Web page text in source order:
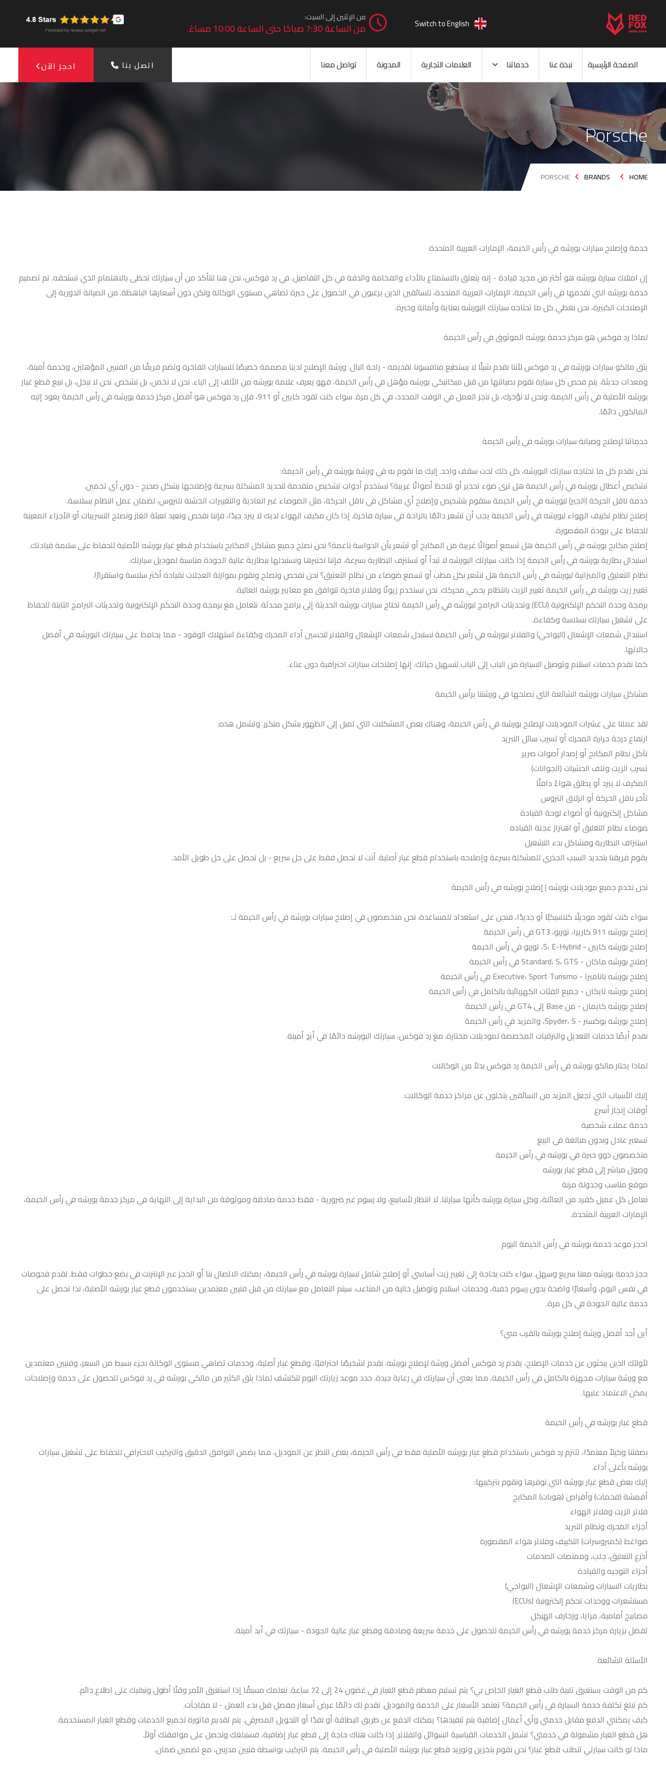
Switch to English من الإثنين إلى السبت:
من الساعة 7:30 صباحًا حتى الساعة 10:00 مساءً.
الصفحة الرئيسية نبذة عنا خدماتنا العلامات التجارية المدونة تواصل معنا اتصل بنا احجز الآن
Porsche
HOME
BRANDS
PORSCHE
خدمة وإصلاح سيارات بورشه في رأس الخيمة، الإمارات العربية المتحدة
إن امتلاك سيارة بورشه هو أكثر من مجرد قيادة - إنه يتعلق بالاستمتاع بالأداء والفخامة والدقة في كل التفاصيل. في رد فوكس، نحن هنا لنتأكد من أن سيارتك تحظى بالاهتمام الذي تستحقه. تم تصميم
خدمة بورشه التي نقدمها في رأس الخيمة، الإمارات العربية المتحدة، للسائقين الذين يرغبون في الحصول على خبرة تضاهي مستوى الوكالة ولكن دون أسعارها الباهظة. من الصيانة الدورية إلى
الإصلاحات الكبيرة، نحن نغطي كل ما تحتاجه سيارتك البورشه بعناية وأمانة وخبرة.
لماذا رد فوكس هو مركز خدمة بورشه الموثوق في رأس الخيمة
يثق مالكو سيارات بورشه في رد فوكس لأننا نقدم شيئًا لا يستطيع منافسونا تقديمه - راحة البال. ورشة الإصلاح لدينا مصممة خصيصًا للسيارات الفاخرة وتضم فريقًا من الفنيين المؤهلين، وخدمة أمينة،
ومعدات حديثة. يتم فحص كل سيارة نقوم بصيانتها من قبل ميكانيكي بورشه مؤهل في رأس الخيمة، فهو يعرف علامة بورشه من الألف إلى الياء. نحن لا نخمن، بل نشخص. نحن لا نبخل، بل نبيع قطع غيار
بورشه الأصلية في رأس الخيمة. ونحن لا نؤخرك، بل ننجز العمل في الوقت المحدد، في كل مرة. سواء كنت تقود كايين أو 911، فإن رد فوكس هو أفضل مركز خدمة بورشه في رأس الخيمة يعود إليه
المالكون دائمًا.
خدماتنا لإصلاح وصيانة سيارات بورشه في رأس الخيمة
نحن نقدم كل ما تحتاجه سيارتك البورشه، كل ذلك تحت سقف واحد. إليك ما نقوم به في ورشة بورشه في رأس الخيمة:
تشخيص أعطال بورشه في رأس الخيمة هل ترى ضوء تحذير أو تلاحظ أصواتًا غريبة؟ نستخدم أدوات تشخيص متقدمة لتحديد المشكلة بسرعة وإصلاحها بشكل صحيح - دون أي تخمين.
خدمة ناقل الحركة (الجير) لبورشه في رأس الخيمة سنقوم بتشخيص وإصلاح أي مشاكل في ناقل الحركة، مثل الضوضاء غير العادية والتغييرات الخشنة للتروس، لضمان عمل النظام بسلاسة.
إصلاح نظام تكييف الهواء لبورشه في رأس الخيمة يجب أن تشعر دائمًا بالراحة في سيارة فاخرة. إذا كان مكيف الهواء لديك لا يبرد جيدًا، فإننا نفحص ونعيد تعبئة الغاز ونصلح التسريبات أو الأجزاء المعيبة
للحفاظ على برودة المقصورة.
إصلاح مكابح بورشه في رأس الخيمة هل تسمع أصواتًا غريبة من المكابح أو تشعر بأن الدواسة ناعمة؟ نحن نصلح جميع مشاكل المكابح باستخدام قطع غيار بورشه الأصلية للحفاظ على سلامة قيادتك.
استبدال بطارية بورشه في رأس الخيمة إذا كانت سيارتك البورشه لا تبدأ أو تستنزف البطارية بسرعة، فإننا نختبرها ونستبدلها ببطارية عالية الجودة مناسبة لموديل سيارتك.
نظام التعليق والميزانية لبورشه في رأس الخيمة هل تشعر بكل مطب أو تسمع ضوضاء من نظام التعليق؟ نحن نفحص ونصلح ونقوم بموازنة العجلات لقيادة أكثر سلاسة واستقرارًا.
تغيير زيت بورشه في رأس الخيمة تغيير الزيت بانتظام يحمي محركك. نحن نستخدم زيوتًا وفلاتر فاخرة تتوافق مع معايير بورشه العالية.
برمجة وحدة التحكم الإلكترونية (ECU) وتحديثات البرامج لبورشه في رأس الخيمة تحتاج سيارات بورشه الحديثة إلى برامج محدثة. نتعامل مع برمجة وحدة التحكم الإلكترونية وتحديثات البرامج الثابتة للحفاظ
على تشغيل سيارتك بسلاسة وكفاءة.
استبدال شمعات الإشعال (البواجي) والفلاتر لبورشه في رأس الخيمة نستبدل شمعات الإشعال والفلاتر لتحسين أداء المحرك وكفاءة استهلاك الوقود - مما يحافظ على سيارتك البورشه في أفضل
حالاتها.
كما نقدم خدمات استلام وتوصيل السيارة من الباب إلى الباب لتسهيل حياتك. إنها إصلاحات سيارات احترافية دون عناء.
مشاكل سيارات بورشه الشائعة التي نصلحها في ورشتنا برأس الخيمة
لقد عملنا على عشرات الموديلات لإصلاح بورشه في رأس الخيمة، وهناك بعض المشكلات التي تميل إلى الظهور بشكل متكرر. وتشمل هذه:
ارتفاع درجة حرارة المحرك أو تسرب سائل التبريد
تآكل نظام المكابح أو إصدار أصوات صرير
تسرب الزيت وتلف الحشيات (الجوانات)
المكيف لا يبرد أو يطلق هواءً دافئًا
تأخر ناقل الحركة أو انزلاق التروس
مشاكل إلكترونية أو أضواء لوحة القيادة
ضوضاء نظام التعليق أو اهتزاز عجلة القيادة
استنزاف البطارية ومشاكل بدء التشغيل
يقوم فريقنا بتحديد السبب الجذري للمشكلة بسرعة وإصلاحه باستخدام قطع غيار أصلية. أنت لا تحصل فقط على حل سريع - بل تحصل على حل طويل الأمد.
نحن نخدم جميع موديلات بورشه | إصلاح بورشه في رأس الخيمة
سواء كنت تقود موديلًا كلاسيكيًا أو جديدًا، فنحن على استعداد للمساعدة. نحن متخصصون في إصلاح سيارات بورشه في رأس الخيمة لـ:
إصلاح بورشه 911 كاريرا، توربو، GT3 في رأس الخيمة
إصلاح بورشه كايين - S، E-Hybrid، توربو في رأس الخيمة
إصلاح بورشه ماكان - Standard، S، GTS في رأس الخيمة
إصلاح بورشه باناميرا - Executive، Sport Turismo في رأس الخيمة
إصلاح بورشه تايكان - جميع الفئات الكهربائية بالكامل في رأس الخيمة
إصلاح بورشه كايمان - من Base إلى GT4 في رأس الخيمة
إصلاح بورشه بوكستر - Spyder، S، والمزيد في رأس الخيمة
نقدم أيضًا خدمات التعديل والترقيات المخصصة لموديلات مختارة. مع رد فوكس، سيارتك البورشه دائمًا في أيدٍ أمينة.
لماذا يختار مالكو بورشه في رأس الخيمة رد فوكس بدلاً من الوكالات
إليك الأسباب التي تجعل المزيد من السائقين يتخلون عن مراكز خدمة الوكالات:
أوقات إنجاز أسرع
خدمة عملاء شخصية
تسعير عادل وبدون مبالغة في البيع
متخصصون ذوو خبرة في بورشه في رأس الخيمة
وصول مباشر إلى قطع غيار بورشه
موقع مناسب وجدولة مرنة
نعامل كل عميل كفرد من العائلة، وكل سيارة بورشه كأنها سيارتنا. لا انتظار لأسابيع، ولا رسوم غير ضرورية - فقط خدمة صادقة وموثوقة من البداية إلى النهاية في مركز خدمة بورشه في رأس الخيمة،
الإمارات العربية المتحدة.
احجز موعد خدمة بورشه في رأس الخيمة اليوم
حجز خدمة بورشه معنا سريع وسهل. سواء كنت بحاجة إلى تغيير زيت أساسي أو إصلاح شامل لسيارة بورشه في رأس الخيمة، يمكنك الاتصال بنا أو الحجز عبر الإنترنت في بضع خطوات فقط. نقدم فحوصات
في نفس اليوم، وأسعارًا واضحة بدون رسوم خفية، وخدمات استلام وتوصيل خالية من المتاعب. سيتم التعامل مع سيارتك من قبل فنيين معتمدين يستخدمون قطع غيار بورشه الأصلية، لذا تحصل على
خدمة عالية الجودة في كل مرة.
أين أجد أفضل ورشة إصلاح بورشه بالقرب مني؟
لأولئك الذين يبحثون عن خدمات الإصلاح، يقدم رد فوكس أفضل ورشة لإصلاح بورشه. نقدم تشخيصًا احترافيًا، وقطع غيار أصلية، وخدمات تضاهي مستوى الوكالة بجزء بسيط من السعر، وفنيين معتمدين
مع ورشة سيارات مجهزة بالكامل في رأس الخيمة، مما يعني أن سيارتك في رعاية جيدة. حدد موعد زيارتك اليوم لتكتشف لماذا يثق الكثير من مالكي بورشه في رد فوكس للحصول على خدمة وإصلاحات
يمكن الاعتماد عليها.
قطع غيار بورشه في رأس الخيمة
بصفتنا وكيلاً معتمدًا، تلتزم رد فوكس باستخدام قطع غيار بورشه الأصلية فقط في رأس الخيمة، بغض النظر عن الموديل، مما يضمن التوافق الدقيق والتركيب الاحترافي للحفاظ على تشغيل سيارات
بورشه بأعلى أداء.
إليك بعض قطع غيار بورشه التي نوفرها ونقوم بتركيبها:
أقمشة (فحمات) وأقراص (هوبات) المكابح
فلاتر الزيت وفلاتر الهواء
أجزاء المحرك ونظام التبريد
ضواغط (كمبروسرات) التكييف وفلاتر هواء المقصورة
أذرع التعليق، جلب، وممتصات الصدمات
أجزاء التوجيه والقيادة
بطاريات السيارات وشمعات الإشعال (البواجي)
مستشعرات ووحدات تحكم إلكترونية (ECUs)
مصابيح أمامية، مرايا، وزخارف الهيكل
تفضل بزيارة مركز خدمة بورشه في رأس الخيمة للحصول على خدمة سريعة وصادقة وقطع غيار عالية الجودة - سيارتك في أيد أمينة.
الأسئلة الشائعة
كم من الوقت يستغرق تلبية طلب قطع الغيار الخاص بي؟ يتم تسليم معظم قطع الغيار في غضون 24 إلى 72 ساعة. نعلمك مسبقًا إذا استغرق الأمر وقتًا أطول ونبقيك على اطلاع دائم.
كم تبلغ تكلفة خدمة السيارة في رأس الخيمة؟ تعتمد الأسعار على الخدمة والموديل. نقدم لك دائمًا عرض أسعار مفصل قبل بدء العمل - لا مفاجآت.
كيف يمكنني الدفع مقابل خدمتي وأي أعمال إضافية يتم تنفيذها؟ يمكنك الدفع عن طريق البطاقة أو نقدًا أو التحويل المصرفي. يتم تقديم فاتورة لجميع الخدمات وقطع الغيار المستخدمة.
هل قطع الغيار مشمولة في خدمتي؟ تشمل الخدمات القياسية السوائل والفلاتر. إذا كانت هناك حاجة إلى قطع غيار إضافية، فسنبلغك ونحصل على موافقتك أولاً.
ماذا لو كانت سيارتي تتطلب قطع غيار؟ نحن نقوم بتخزين وتوريد قطع غيار بورشه الأصلية في رأس الخيمة. يتم التركيب بواسطة فنيين مدربين، مع تضمين ضمان.